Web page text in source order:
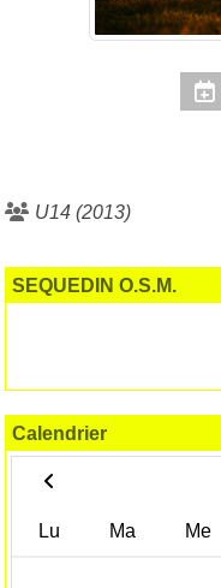
U14 (2013)
SEQUEDIN O.S.M.
Calendrier
Lu Ma Me